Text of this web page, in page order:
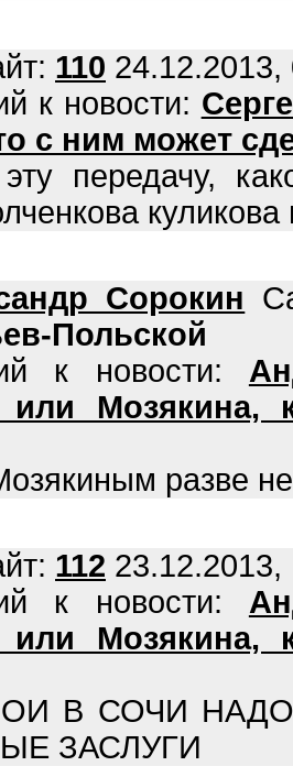
110
к новости:
с ним может
передачу,
Сорокин
Польской
к новости:
или
разве
112
к новости:
или
ОИ В СОЧИ
ЗАСЛУГИ